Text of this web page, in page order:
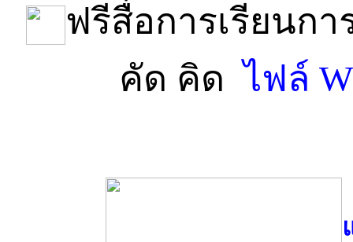
ฟรีสื่อการเรียนก
คัด คิดไฟล์